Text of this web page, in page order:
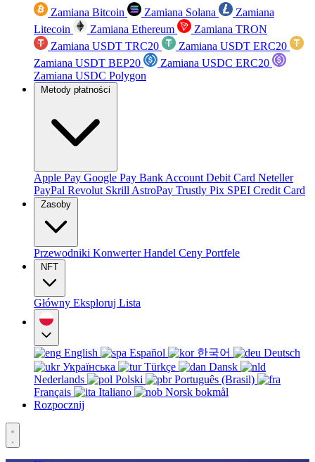
Zamiana Bitcoin Zamiana Solana
Zamiana
Litecoin
Zamiana Ethereum
Zamiana TRON
Zamiana USDT TRC20
Zamiana USDT ERC20
Zamiana USDT BEP20
Zamiana USDC ERC20
Zamiana USDC Polygon
Metody płatności
Apple Pay Google Pay Bank Account Debit Card Neteller
PayPal Revolut Skrill AstroPay Trustly Pix SPEI Credit Card
Zasoby
Przewodniki KonwerterHandel Ceny Portfele
NFT
Główny Eksploruj Lista
English Español 한국어
Deutsch
Українська
Türkçe
Dansk
Nederlands
Polski
Português (Brasil)
Français
Italiano
Norsk bokmål
Rozpocznij